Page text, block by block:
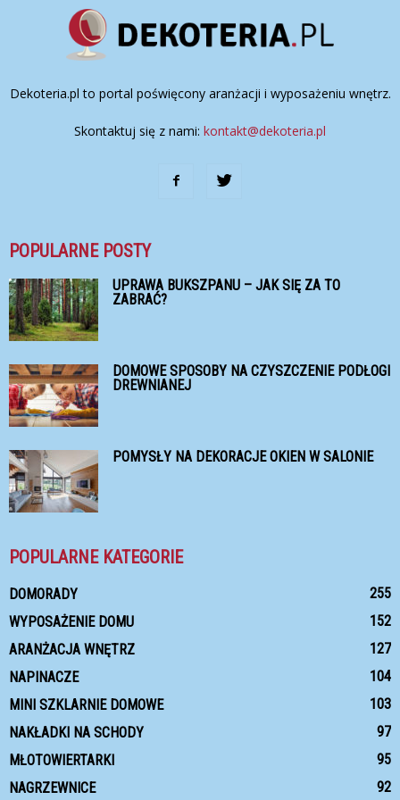
Dekoteria.pl to portal poświęcony aranżacji i wyposażeniu wnętrz.
Skontaktuj się z nami: kontakt@dekoteria.pl
POPULARNE POSTY
UPRAWA BUKSZPANU – JAK SIĘ ZA TO
ZABRAĆ?
DOMOWE SPOSOBY NA CZYSZCZENIE PODŁOGI
DREWNIANEJ
POMYSŁY NA DEKORACJE OKIEN W SALONIE
POPULARNE KATEGORIE
DOMORADY
255
WYPOSAŻENIE DOMU
152
ARANŻACJA WNĘTRZ
127
NAPINACZE
104
MINI SZKLARNIE DOMOWE
103
NAKŁADKI NA SCHODY
97
MŁOTOWIERTARKI
95
NAGRZEWNICE
92